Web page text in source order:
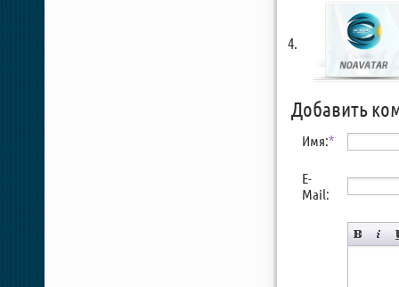
Добавить
Имя:*
E-
Mail: